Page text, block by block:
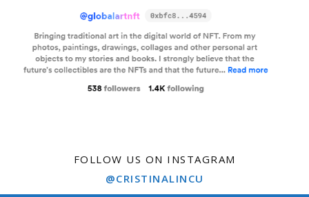
FOLLOW US ON INSTAGRAM
@CRISTINALINCU